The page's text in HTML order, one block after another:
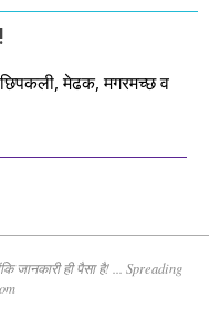
मेढक, मगरमच्छ व
जानकारी ही पैसा है! ... Spreading